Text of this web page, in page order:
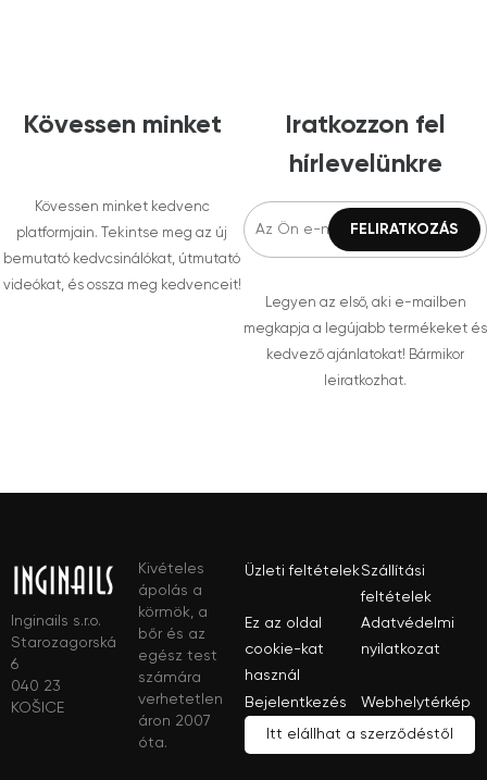
Kövessen minket
Kövessen minket kedvenc
platformjain. Tekintse meg az új
bemutató kedvcsinálókat, útmutató
videókat, és ossza meg kedvenceit!
Iratkozzon fel
hírlevelünkre
Legyen az első, aki e-mailben
megkapja a legújabb termékeket és
kedvező ajánlatokat! Bármikor
leiratkozhat.
Inginails s.r.o.
Starozagorská
6
040 23
KOŠICE
Kivételes
ápolás a
körmök, a
bőr és az
egész test
számára
verhetetlen
áron 2007
óta.
Üzleti feltételekSzállítási
feltételek
Ez az oldal
cookie-kat
használ
Adatvédelmi
nyilatkozat
Bejelentkezés Webhelytérkép
Itt elállhat a szerződéstől